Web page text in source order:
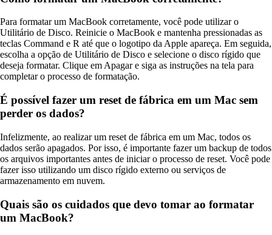
Para formatar um MacBook corretamente, você pode utilizar o
Utilitário de Disco. Reinicie o MacBook e mantenha pressionadas as
teclas Command e R até que o logotipo da Apple apareça. Em seguida,
escolha a opção de Utilitário de Disco e selecione o disco rígido que
deseja formatar. Clique em Apagar e siga as instruções na tela para
completar o processo de formatação.
É possível fazer um reset de fábrica em um Mac sem
perder os dados?
Infelizmente, ao realizar um reset de fábrica em um Mac, todos os
dados serão apagados. Por isso, é importante fazer um backup de todos
os arquivos importantes antes de iniciar o processo de reset. Você pode
fazer isso utilizando um disco rígido externo ou serviços de
armazenamento em nuvem.
Quais são os cuidados que devo tomar ao formatar
um MacBook?